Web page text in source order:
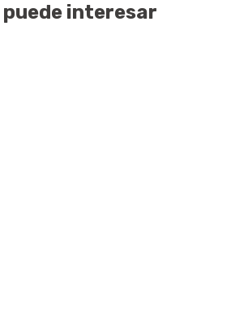
interesar